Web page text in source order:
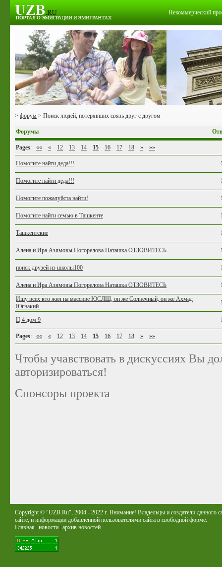
Некоммерческий
> форум > Поиск людей, потерявших связь друг с другом
Форумы
Pages: «« « 12 13 14 15 16 17 18 » »»
Помогите найти деда!!!
Помогите найти деда!!!
Помогите пожалуйста найти!
Помогите найти семью в Ташкенте
Ташкентские
Алена и Ира Азямовы Погорелова Наташка ОТЗОВИТЕСЬ
поиск друзей из школы100
Алена и Ира Азямовы Погорелова Наташка ОТЗОВИТЕСЬ
Ищу всех кто жил на массиве ЮСЛШ, он же Солнечный, он же Ахмад
Югнакий.
Ц 4 дом 9
Pages: «« « 12 13 14 15 16 17 18 » »»
Чтобы учавствовать в дискуссиях Вы
авторизироваться!
Спонсоры проекта
Copyright © "UZB.Ru", 2004 - 2022 г. Внимание! Владельцы и создатели данного
сайте, и информации добавленной пользователями сайта в свободной форме.
Главная новости архив новостей